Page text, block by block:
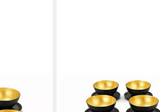
TUPPERWARE
Dessertschale Allegra Dessert-
Schälchen 275 ml (6)